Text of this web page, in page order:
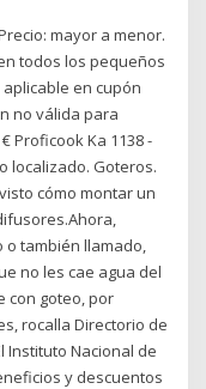
mayor a menor.
todos los pequeños
en cupón
no válida para
Proficook Ka 1138 -
localizado. Goteros.
cómo montar un
o también llamado,
no les cae agua del
con goteo, por
rocalla Directorio de
Instituto Nacional de
y descuentos